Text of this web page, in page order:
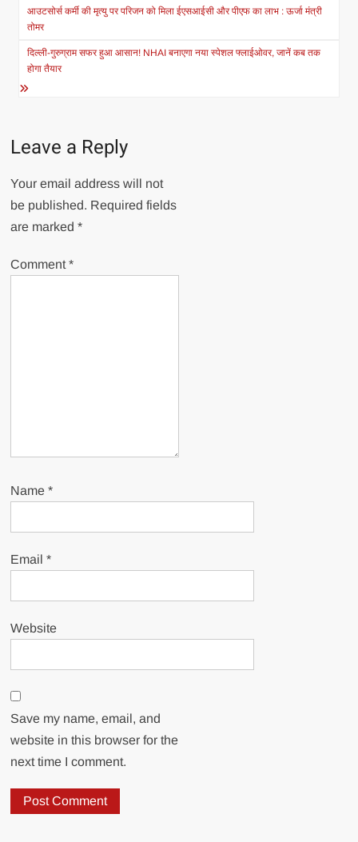
navigation
आउटसोर्स कर्मी की मृत्यु पर परिजन को मिला ईएसआईसी और पीएफ का लाभ : ऊर्जा मंत्री
तोमर
दिल्ली-गुरुग्राम सफर हुआ आसान! NHAI बनाएगा नया स्पेशल फ्लाईओवर, जानें कब तक
होगा तैयार
Leave a Reply
Your email address will not
be published. Required fields
are marked*
Comment*
Name*
Email*
Website
Save my name, email, and
website in this browser for the
next time I comment.